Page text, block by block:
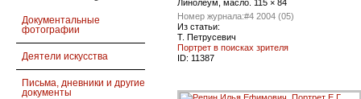
Документальные
фотографии
Деятели искусства
Письма, дневники и другие
документы
Линолеум, масло. 115 × 84
Номер журнала:#4 2004 (05)
Из статьи:
Т. Петрусевич
Портрет в поисках зрителя
ID: 11387